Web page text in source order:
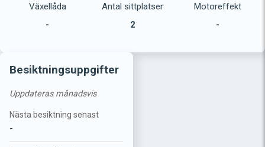
Växellåda
-
Antal sittplatser
2
Motoreffekt
-
Besiktningsuppgifter
Uppdateras månadsvis
Nästa besiktning senast
-